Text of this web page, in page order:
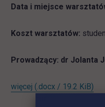
Data i miejsce
Koszt warsztatów:
Prowadzący: dr Jolanta
więcej (.docx / 19.2 KiB)